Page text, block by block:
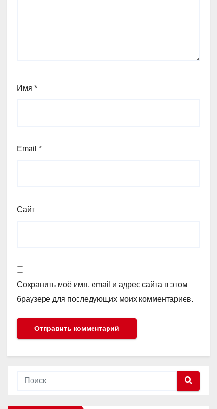
Имя *
Email *
Сайт
Сохранить моё имя, email и адрес сайта в этом
браузере для последующих моих комментариев.